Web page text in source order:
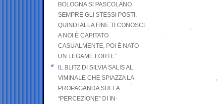
BOLOGNA SI PASCOLANO
SEMPRE GLI STESSI POSTI,
QUINDI ALLA FINE TI CONOSCI.
A NOI È CAPITATO
CASUALMENTE, POI È NATO
UN LEGAME FORTE”
IL BLITZ DI SILVIA SALIS AL
VIMINALE CHE SPIAZZA LA
PROPAGANDA SULLA
“PERCEZIONE” DI IN-